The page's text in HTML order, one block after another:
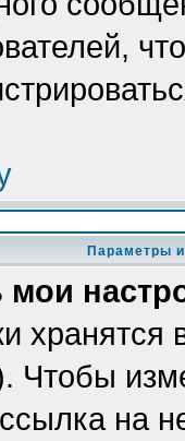
Параметры
мои
Чтобы
на